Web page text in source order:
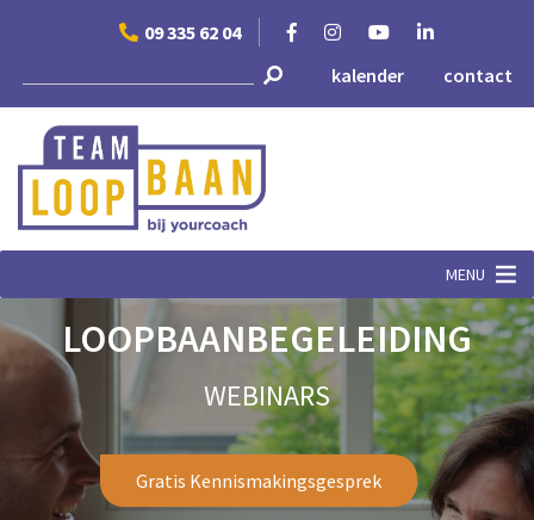
09 335 62 04
kalender
contact
MENU
LOOPBAANBEGELEIDING
WEBINARS
Gratis Kennismakingsgesprek